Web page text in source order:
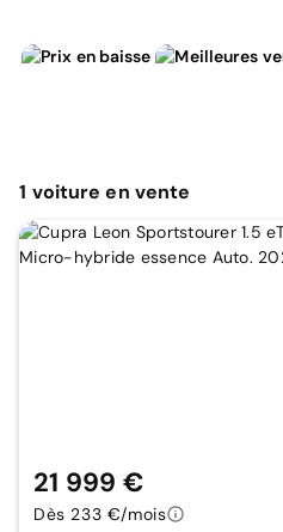
1 voitureen vente
21 999 €
Dès 233 €/mois